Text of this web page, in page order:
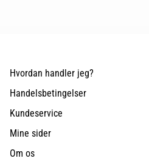
Hvordan handler jeg?
Handelsbetingelser
Kundeservice
Mine sider
Om os